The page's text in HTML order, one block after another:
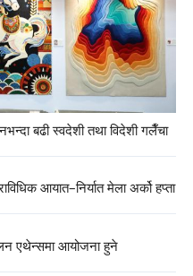
बढी स्वदेशी तथा विदेशी गलैँचा
आयात–निर्यात मेला अर्को हप्ता
एथेन्समा आयोजना हुने